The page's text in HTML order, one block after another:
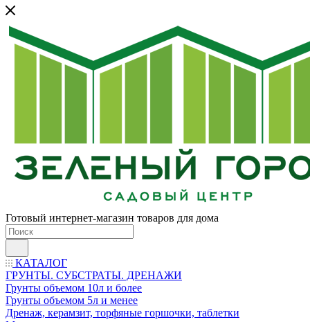
Готовый интернет-магазин товаров для дома
КАТАЛОГ
ГРУНТЫ. СУБСТРАТЫ. ДРЕНАЖИ
Грунты объемом 10л и более
Грунты объемом 5л и менее
Дренаж, керамзит, торфяные горшочки, таблетки